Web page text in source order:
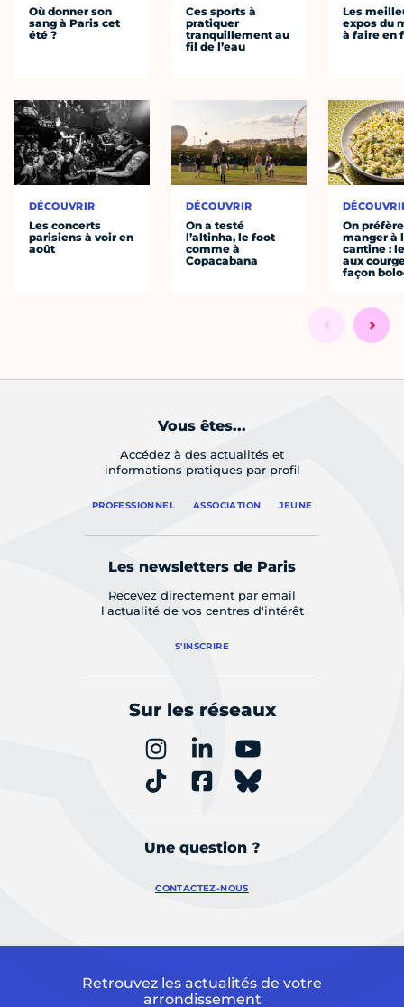
Où donner son
sang à Paris cet
été ?
DÉCOUVRIR
Les concerts
parisiens à voir en
août
Ces sports à
pratiquer
tranquillement au
fil de l’eau
DÉCOUVRIR
On a testé
l’altinha, le foot
comme à
Copacabana
Les
expos du
à faire en
On préfère
manger à
cantine :
aux
façon
Vous êtes...
Accédez à des actualités et
informations pratiques par profil
PROFESSIONNEL ASSOCIATION JEUNE
Les newsletters de Paris
Recevez directement par email
l'actualité de vos centres d'intérêt
S'INSCRIRE
Sur les réseaux
Une question ?
CONTACTEZ-NOUS
Retrouvez les actualités de votre
arrondissement